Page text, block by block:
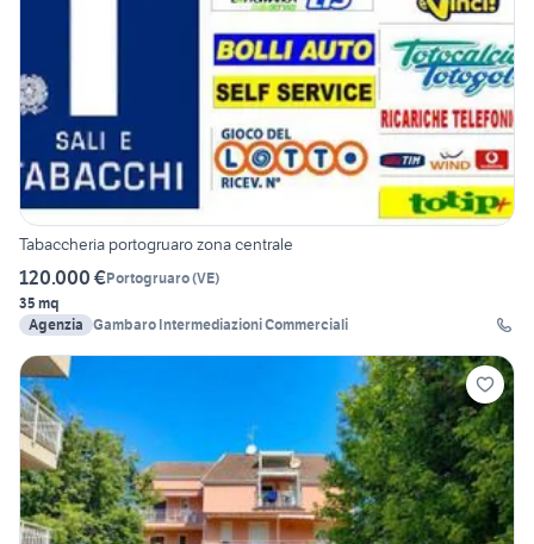
Tabaccheria portogruaro zona centrale
120.000 €Portogruaro(VE)
35 mq
Agenzia Gambaro Intermediazioni Commerciali